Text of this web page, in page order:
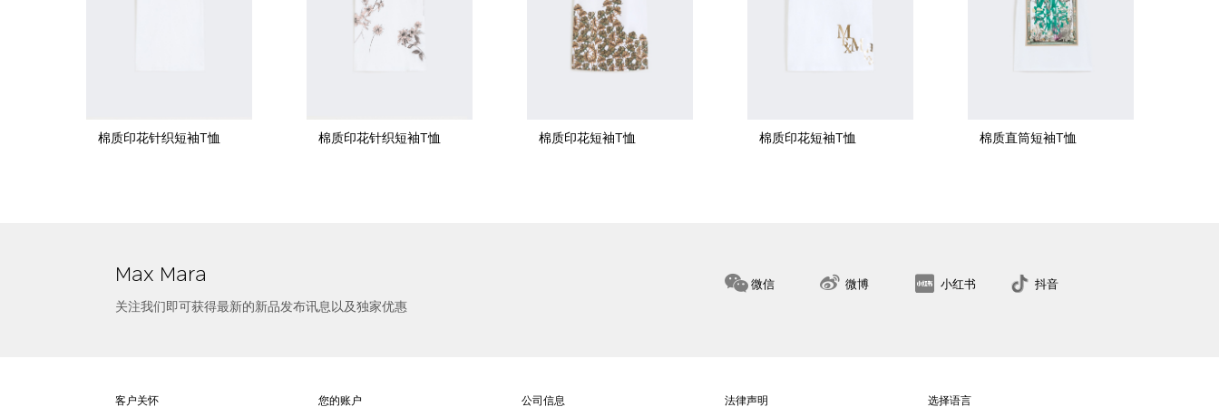
棉质印花针织短袖T恤 棉质印花针织短袖T恤 棉质印花短袖T恤 棉质印花短袖T恤 棉质直筒短袖T恤
S M
Max Mara
关注我们即可获得最新的新品发布讯息以及独家优惠
微信 微博 小红书 抖音
客户关怀 您的账户 公司信息 法律声明 选择语言